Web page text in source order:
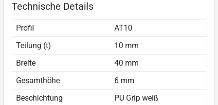
Technische Details
Profil
AT10
Teilung (t)
10 mm
Breite
40 mm
Gesamthöhe
6 mm
Beschichtung
PU Grip weiß